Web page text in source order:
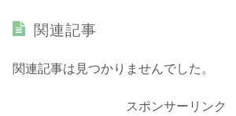
関連記事
関連記事は見つかりませんでした。
スポンサーリンク